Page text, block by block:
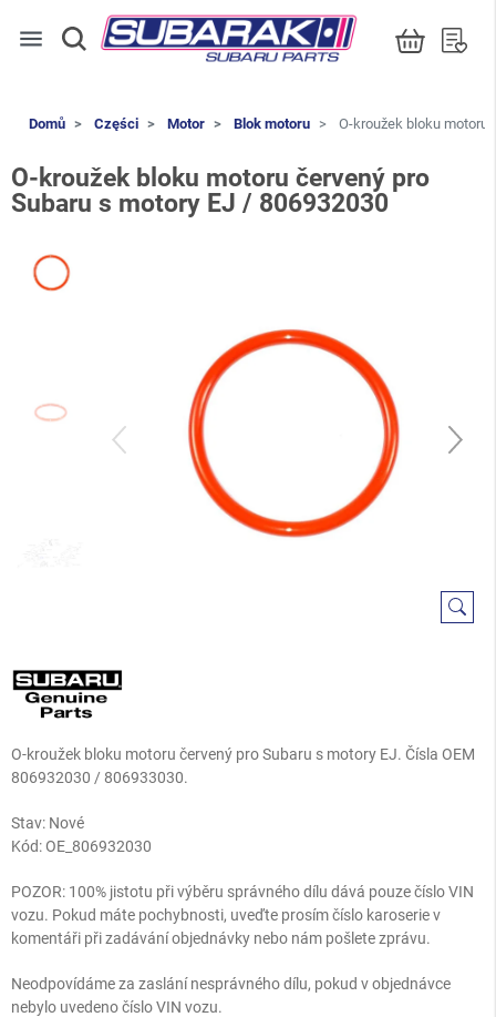
menu
Domů Części Motor Blok motoru O-kroužek bloku motoru
O-kroužek bloku motoru červený pro
Subaru s motory EJ / 806932030
O-kroužek bloku motoru červený pro Subaru s motory EJ. Čísla OEM
806932030 / 806933030.
Stav: Nové
Kód:OE_806932030
POZOR: 100% jistotu při výběru správného dílu dává pouze číslo VIN
vozu. Pokud máte pochybnosti, uveďte prosím číslo karoserie v
komentáři při zadávání objednávky nebo nám pošlete zprávu.
Neodpovídáme za zaslání nesprávného dílu, pokud v objednávce
nebylo uvedeno číslo VIN vozu.